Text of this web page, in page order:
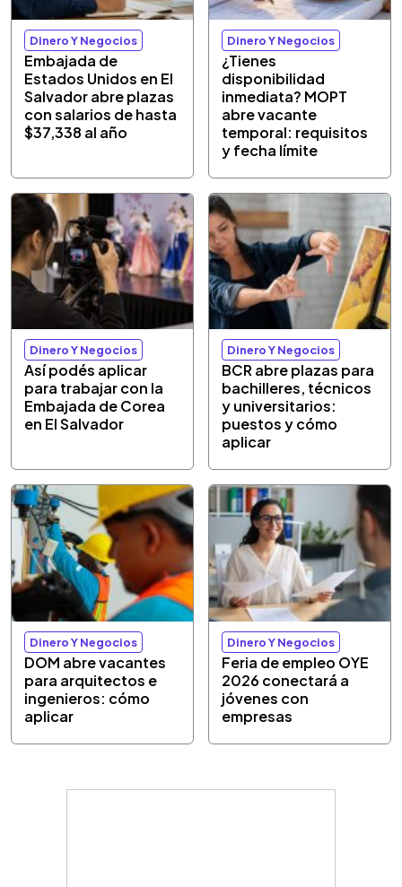
Dinero Y Negocios
Embajada de
Estados Unidos en El
Salvador abre plazas
con salarios de hasta
$37,338 al año
Dinero Y Negocios
¿Tienes
disponibilidad
inmediata? MOPT
abre vacante
temporal: requisitos
y fecha límite
Dinero Y Negocios
Así podés aplicar
para trabajar con la
Embajada de Corea
en El Salvador
Dinero Y Negocios
BCR abre plazas para
bachilleres, técnicos
y universitarios:
puestos y cómo
aplicar
Dinero Y Negocios
DOM abre vacantes
para arquitectos e
ingenieros: cómo
aplicar
Dinero Y Negocios
Feria de empleo OYE
2026 conectará a
jóvenes con
empresas